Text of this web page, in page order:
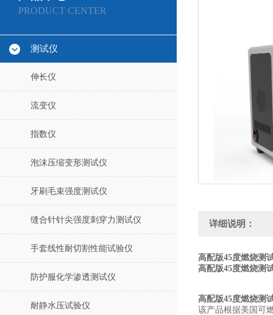
PRODUCT CENTER
测试仪
伸长仪
流变仪
指数仪
泡沫压缩变形测试仪
牙刷毛束强度测试仪
缝合针针尖强度刺穿力测试仪
手套线性耐切割性能试验仪
防护服化学渗透测试仪
耐静水压试验仪
详细说明：
高配版45度燃烧测
高配版45度燃烧测
高配版45度燃烧测
该产品根据美国可